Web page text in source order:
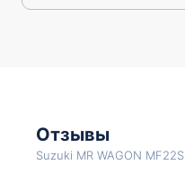
Отзывы
Suzuki MR WAGON MF22S